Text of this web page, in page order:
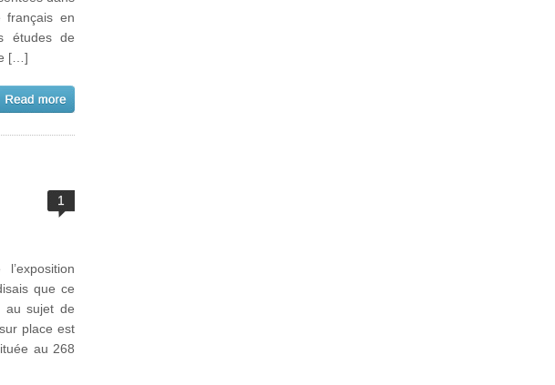
en
études de
[…]
1
que ce
au sujet de
place est
au 268